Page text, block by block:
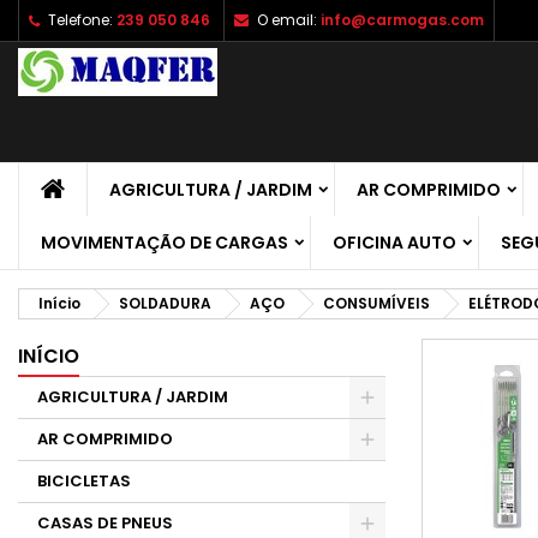
Telefone: 239 050 846 O email: info@carmogas.com
AGRICULTURA / JARDIM AR COMPRIMIDO
MOVIMENTAÇÃO DE CARGAS OFICINA AUTO
Início SOLDADURA AÇO CONSUMÍVEIS
INÍCIO
AGRICULTURA / JARDIM
AR COMPRIMIDO
BICICLETAS
CASAS DE PNEUS